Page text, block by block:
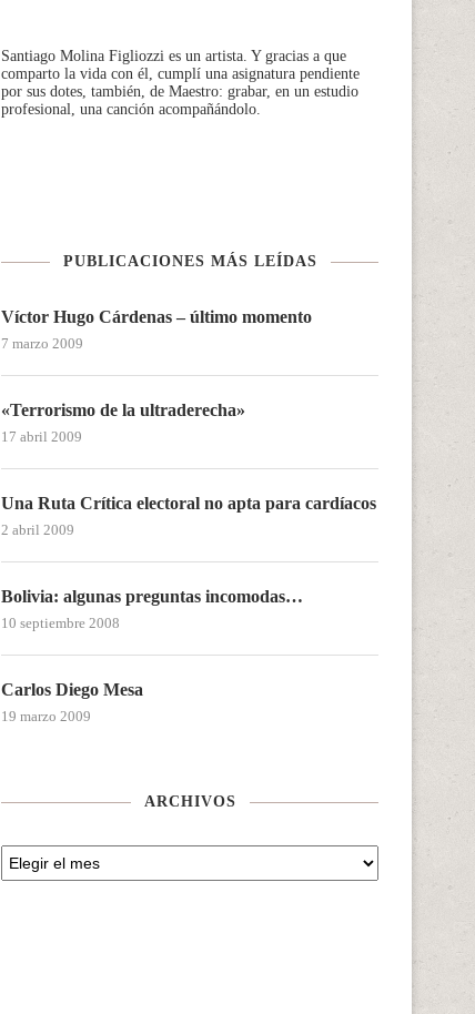
Santiago Molina Figliozzi es un artista. Y gracias a que
comparto la vida con él, cumplí una asignatura pendiente
por sus dotes, también, de Maestro: grabar, en un estudio
profesional, una canción acompañándolo.
PUBLICACIONES MÁS LEÍDAS
Víctor Hugo Cárdenas – último momento
7 marzo 2009
«Terrorismo de la ultraderecha»
17 abril 2009
Una Ruta Crítica electoral no apta para cardíacos
2 abril 2009
Bolivia: algunas preguntas incomodas…
10 septiembre 2008
Carlos Diego Mesa
19 marzo 2009
ARCHIVOS